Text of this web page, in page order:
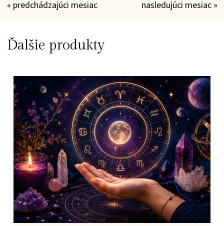
« predchádzajúci mesiac nasledujúci mesiac »
Ďalšie produkty